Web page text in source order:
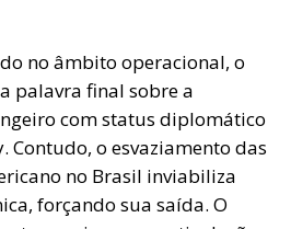
no âmbito operacional, o
palavra final sobre a
com status diplomático
Contudo, o esvaziamento das
no Brasil inviabiliza
forçando sua saída. O